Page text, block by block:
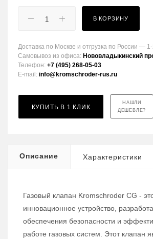
В КОРЗИНУ
Доставка по Москве и отгрузка по России —
Самовывоз из офиса: Нововладыкинский
Телефон: +7 (495) 268-05-03
E-mail: info@kromschroder-rus.ru
КУПИТЬ В 1 КЛИК
НАШЛИ
ДЕШЕВЛЕ?
Описание Характеристики
Газовый клапан Kromschroder CG -
инновационное устройство,
обеспечения безопасности и
работе газовых систем. Этот клапан